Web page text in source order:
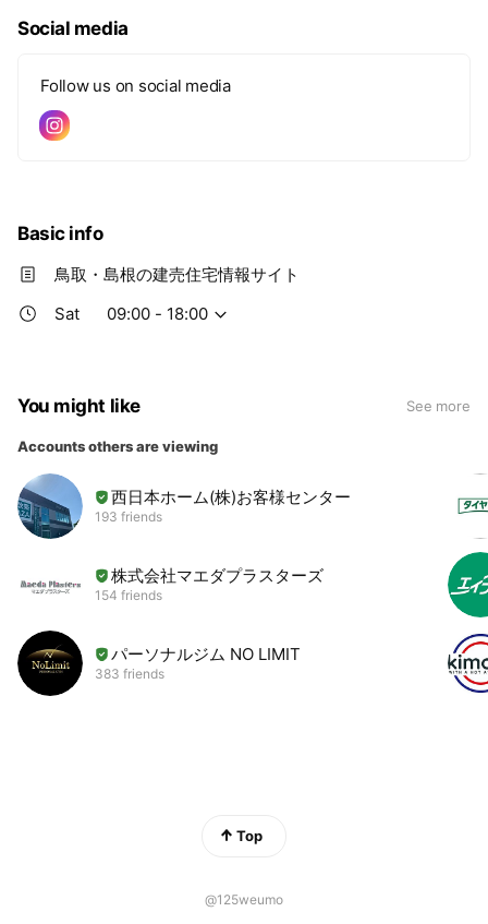
Social media
Follow us on social media
Basic info
鳥取・島根の建売住宅情報サイト
Sat
09:00 - 18:00
You might like See more
Accounts others are viewing
西日本ホーム(株)お客様センター
193 friends
株式会社マエダプラスターズ
154 friends
パーソナルジム NO LIMIT
383 friends
Top
@125weumo